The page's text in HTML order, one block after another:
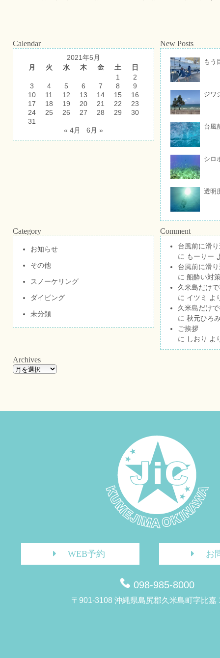
Calendar
2021年5月
月
火 水 木 金 土
日
1
2
3
4 5 6 7 8
9
10
11 12 13 14 15
16
17
18 19 20 21 22
23
24
25 26 27 28 29
30
31
« 4月
6月 »
New Posts
もう
ジワ
台風
シロ
透明
Category
お知らせ
その他
スノーケリング
ダイビング
未分類
Comment
台風前に滑
に もーりー
台風前に滑
に 船酔い対
久米島だけ
に イツミ よ
久米島だけ
に 秋元ひろ
ご挨拶
に しおり よ
Archives
WEB予約 お
098-985-8000
〒901-3108 沖縄県島尻郡久米島町字比嘉